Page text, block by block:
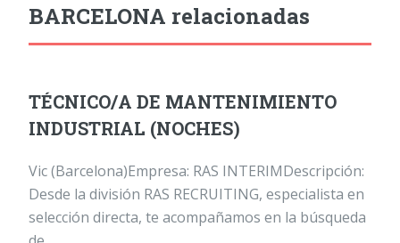
BARCELONA relacionadas
TÉCNICO/A DE MANTENIMIENTO
INDUSTRIAL (NOCHES)
Vic (Barcelona)Empresa: RAS INTERIMDescripción:
Desde la división RAS RECRUITING, especialista en
selección directa, te acompañamos en la búsqueda